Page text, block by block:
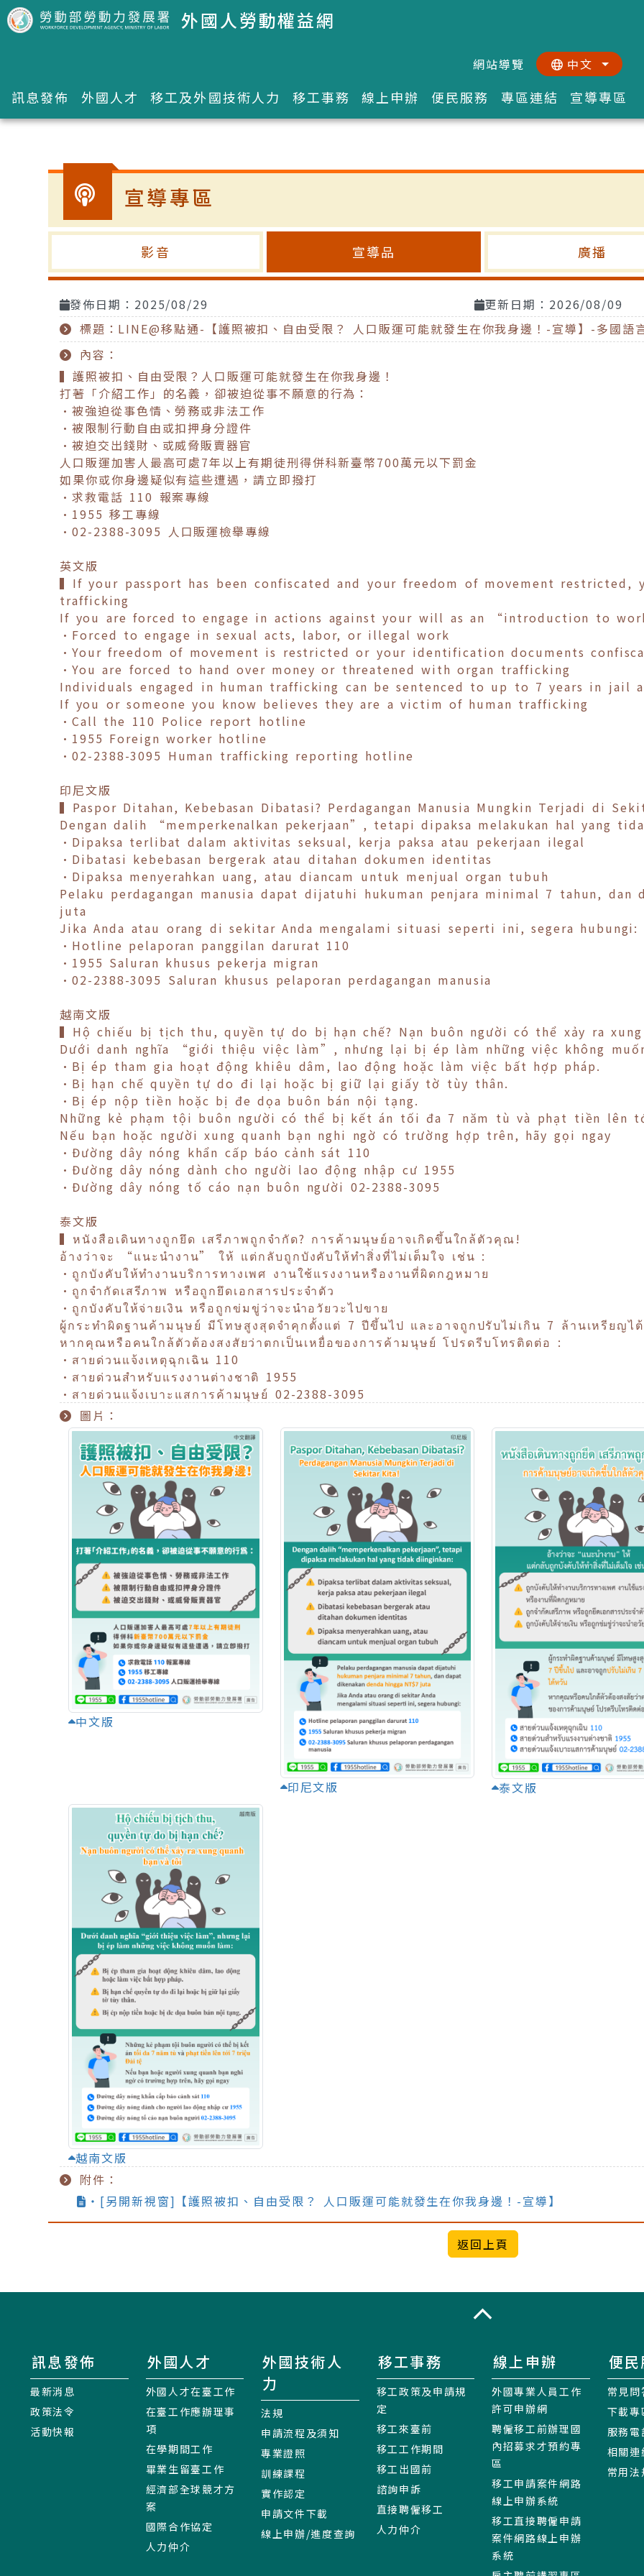
跳到主要內容區塊 外國人勞動權益網
:::網站導覽 中文
訊息發佈 外國人才 移工及外國技術人力 移工事務 線上申辦 便民服務 專區連結 宣導專區
宣導專區
影音 宣導品 廣播
發佈日期：2025/08/29
更新日期：2026/08/09
標題：LINE@移點通-【護照被扣、自由受限？ 人口販運可能就發生在你我身邊！-宣導】-多國語
內容：
▍護照被扣、自由受限？人口販運可能就發生在你我身邊！
打著「介紹工作」的名義，卻被迫從事不願意的行為：
•被強迫從事色情、勞務或非法工作
•被限制行動自由或扣押身分證件
•被迫交出錢財、或威脅販賣器官
人口販運加害人最高可處7年以上有期徒刑得併科新臺幣700萬元以下罰金
如果你或你身邊疑似有這些遭遇，請立即撥打
•求救電話 110 報案專線
•1955 移工專線
•02-2388-3095 人口販運檢舉專線
英文版
▍If your passport has been confiscated and your freedom of movement
trafficking
If you are forced to engage in actions against your will as an “introduction to
•Forced to engage in sexual acts, labor, or illegal work
•Your freedom of movement is restricted or your identification documents
•You are forced to hand over money or threatened with organ trafficking
Individuals engaged in human trafficking can be sentenced to up to 7 years in
If you or someone you know believes they are a victim of human trafficking
•Call the 110 Police report hotline
•1955 Foreign worker hotline
•02-2388-3095 Human trafficking reporting hotline
印尼文版
▍Paspor Ditahan, Kebebasan Dibatasi? Perdagangan Manusia Mungkin Terjadi di
Dengan dalih “memperkenalkan pekerjaan”, tetapi dipaksa melakukan hal yang
•Dipaksa terlibat dalam aktivitas seksual, kerja paksa atau pekerjaan ilegal
•Dibatasi kebebasan bergerak atau ditahan dokumen identitas
•Dipaksa menyerahkan uang, atau diancam untuk menjual organ tubuh
Pelaku perdagangan manusia dapat dijatuhi hukuman penjara minimal 7 tahun, dan
juta
Jika Anda atau orang di sekitar Anda mengalami situasi seperti ini, segera hubungi:
•Hotline pelaporan panggilan darurat 110
•1955 Saluran khusus pekerja migran
•02-2388-3095 Saluran khusus pelaporan perdagangan manusia
越南文版
▍Hộ chiếu bị tịch thu, quyền tự do bị hạn chế? Nạn buôn người có thể xảy ra
Dưới danh nghĩa “giới thiệu việc làm”, nhưng lại bị ép làm những việc không
•Bị ép tham gia hoạt động khiêu dâm, lao động hoặc làm việc bất hợp pháp.
•Bị hạn chế quyền tự do đi lại hoặc bị giữ lại giấy tờ tùy thân.
•Bị ép nộp tiền hoặc bị đe dọa buôn bán nội tạng.
Những kẻ phạm tội buôn người có thể bị kết án tối đa 7 năm tù và phạt tiền lên
Nếu bạn hoặc người xung quanh bạn nghi ngờ có trường hợp trên, hãy gọi ngay
•Đường dây nóng khẩn cấp báo cảnh sát 110
•Đường dây nóng dành cho người lao động nhập cư 1955
•Đường dây nóng tố cáo nạn buôn người 02-2388-3095
泰文版
▍หนังสือเดินทางถูกยึด เสรีภาพถูกจำกัด? การค้ามนุษย์อาจเกิดขึ้นใกล้ตัวคุณ!
อ้างว่าจะ “แนะนำงาน” ให้ แต่กลับถูกบังคับให้ทำสิ่งที่ไม่เต็มใจ เช่น :
•ถูกบังคับให้ทำงานบริการทางเพศ งานใช้แรงงานหรืองานที่ผิดกฎหมาย
•ถูกจำกัดเสรีภาพ หรือถูกยึดเอกสารประจำตัว
•ถูกบังคับให้จ่ายเงิน หรือถูกข่มขู่ว่าจะนำอวัยวะไปขาย
ผู้กระทำผิดฐานค้ามนุษย์ มีโทษสูงสุดจำคุกตั้งแต่ 7 ปีขึ้นไป และอาจถูกปรับไม่เกิน 7 ล้านเหรียญไ
หากคุณหรือคนใกล้ตัวต้องสงสัยว่าตกเป็นเหยื่อของการค้ามนุษย์ โปรดรีบโทรติดต่อ :
•สายด่วนแจ้งเหตุฉุกเฉิน 110
•สายด่วนสำหรับแรงงานต่างชาติ 1955
•สายด่วนแจ้งเบาะแสการค้ามนุษย์ 02-2388-3095
圖片：
中文版
印尼文版 泰文版
越南文版
附件：
‧[另開新視窗]【護照被扣、自由受限？ 人口販運可能就發生在你我身邊！-宣導】
訊息發佈
最新消息
政策法令
活動快報
外國人才
外國人才在臺工作
在臺工作應辦理事
項
在學期間工作
畢業生留臺工作
經濟部全球競才方
案
國際合作協定
人力仲介
外國技術人
力
法規
申請流程及須知
專業證照
訓練課程
實作認定
申請文件下載
線上申辦/進度查詢
移工事務
移工政策及申請規
定
移工來臺前
移工工作期間
移工出國前
諮詢申訴
直接聘僱移工
人力仲介
線上申辦
外國專業人員工作
許可申辦網
聘僱移工前辦理國
內招募求才預約專
區
移工申請案件網路
線上申辦系統
移工直接聘僱申請
案件網路線上申辦
系統
便
常見問
下載專
服務電
相關連
常用法